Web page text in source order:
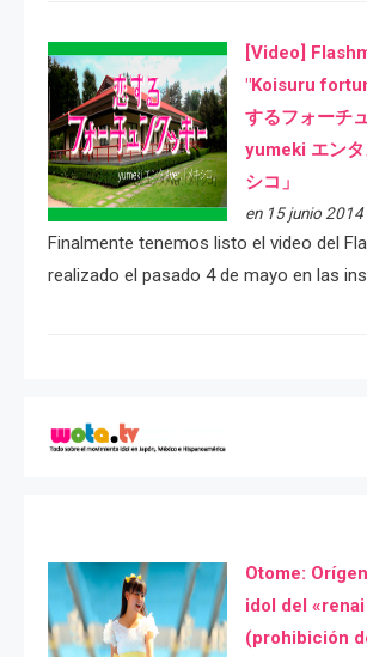
[Video]
"Koisuru
するフォーチ
yumeki エン
シコ」
en 15 junio 2014
Finalmente tenemos listo el video del
realizado el pasado 4 de mayo en las
Otome:
idol del
(prohibición